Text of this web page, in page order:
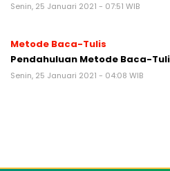
Senin, 25 Januari 2021 - 07:51 WIB
Metode Baca-Tulis
Pendahuluan Metode Baca-
Senin, 25 Januari 2021 - 04:08 WIB